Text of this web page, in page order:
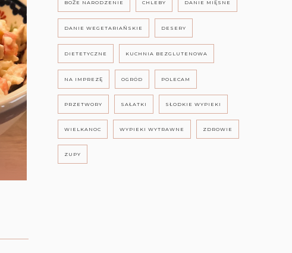
BOŻE NARODZENIE CHLEBY DANIE MIĘSNE
DANIE WEGETARIAŃSKIE DESERY
DIETETYCZNE KUCHNIA BEZGLUTENOWA
NA IMPREZĘ OGRÓD POLECAM
PRZETWORY SAŁATKI SŁODKIE WYPIEKI
WIELKANOC WYPIEKI WYTRAWNE ZDROWIE
ZUPY